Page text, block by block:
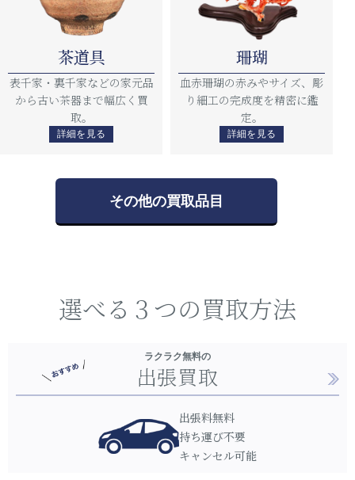
茶道具
表千家・裏千家などの家元品
から古い茶器まで幅広く買
取。
詳細を見る
珊瑚
血赤珊瑚の赤みやサイズ、彫
り細工の完成度を精密に鑑
定。
詳細を見る
その他の買取品目
選べる３つの買取方法
ラクラク無料の
出張買取
出張料無料
持ち運び不要
キャンセル可能